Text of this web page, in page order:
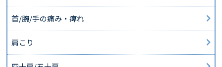
首/腕/手の痛み・痺れ
肩こり